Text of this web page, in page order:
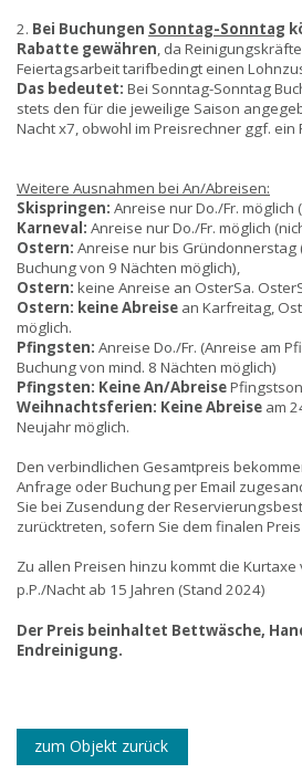
2. Bei Buchungen Sonntag-Sonntag
Rabatte gewähren, da
Feiertagsarbeit tarifbedingt einen
Das bedeutet: Bei Sonntag-Sonntag
stets den für die jeweilige Saison
Nacht x7, obwohl im Preisrechner ggf. ein
Weitere Ausnahmen bei An/Abreisen:
Skispringen: Anreise nur Do./Fr. möglich
Karneval: Anreise nur Do./Fr. möglich
Ostern: Anreise nur bis
Buchung von 9 Nächten möglich),
Ostern: keine Anreise an OsterSa.
Ostern: keine Abreise an Karfreitag,
möglich.
Pfingsten: Anreise Do./Fr. (Anreise am
Buchung von mind. 8 Nächten möglich)
Pfingsten: Keine An/Abreise
Weihnachtsferien: Keine Abreise am
Neujahr möglich.
Den verbindlichen Gesamtpreis
Anfrage oder Buchung per Email
Sie bei Zusendung der
zurücktreten, sofern Sie dem finalen
Zu allen Preisen hinzu kommt die
p.P./Nacht ab 15 Jahren (Stand 2024)
Der Preis beinhaltet Bettwäsche,
Endreinigung.
zum Objekt zurück